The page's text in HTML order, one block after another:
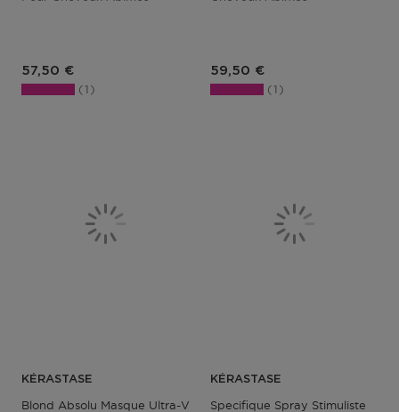
Prix du produit
57,50 €
1
Prix du produit
59,50 €
1
KÉRASTASE
Blond Absolu Masque Ultra-Violet
KÉRASTASE
Specifique Spray Stimuliste